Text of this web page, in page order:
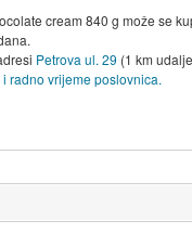
cream 840 g može se
Petrova ul. 29 (1 km
radno vrijeme poslovnica.